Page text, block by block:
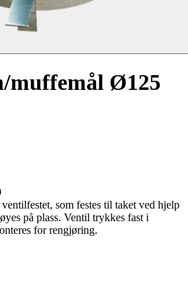
muffemål Ø125
som festes til taket ved hjelp
på plass. Ventil trykkes fast i
for rengjøring.